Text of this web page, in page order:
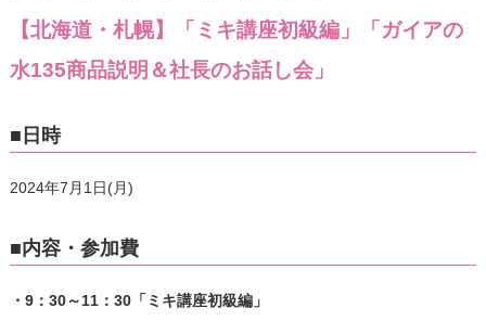
【北海道・札幌】「ミキ講座初級編」「ガイアの
水135商品説明＆社長のお話し会」
■日時
2024年7月1日(月)
■内容・参加費
・9：30～11：30「ミキ講座初級編」